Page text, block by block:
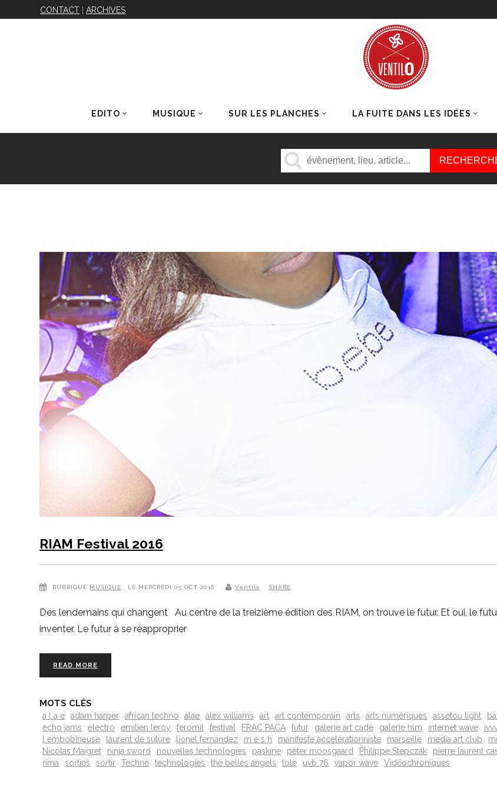
CONTACT |ARCHIVES
EDITO MUSIQUE SUR LES PLANCHES LA FUITE DANS LES IDÉES
RIAM Festival 2016
RUBRIQUE MUSIQUE , LE MERCREDI 05 OCT 2016 Ventilo SHARE
Des lendemains qui changent Au centre de la treizième édition des RIAM, on trouve le futur. Et oui, le
inventer. Le futur à se réapproprier
READ MORE
MOTS CLÉS
a l a e adam harper african techno alae alex williams art art contemporain arts arts numériques assetou light
echo jams
électro emilien leroy feromil festival FRAC PACA futur galerie art cade galerie hlm internet wave
l embobineuse
laurent de suture lionel fernandez m e s h manifeste accelerationniste marseille media art club
Nicolas Maigret
ninja sword nouvelles technologies paskine péter moosgaard Philippe Stepczak pierre laurent
rima
sorties sortir Technè technologies thé belles angels tole uvb 76 vapor wave Vidéochroniques